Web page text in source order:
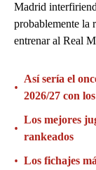
Madrid
probablemente la
entrenar al Real
•
Así sería el
2026/27 con
•
Los mejores
rankeados
• Los fichajes